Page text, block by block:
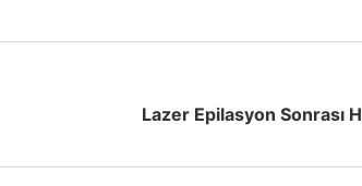
Lazer Epilasyon Sonrası